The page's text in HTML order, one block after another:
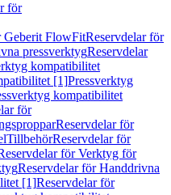
för
Geberit FlowFitReservdelar för
pressverktygReservdelar
kompatibilitet
[1]Pressverktyg
kompatibilitet
för
Reservdelar för
TillbehörReservdelar för
för Verktyg för
Reservdelar för Handdrivna
[1]Reservdelar för